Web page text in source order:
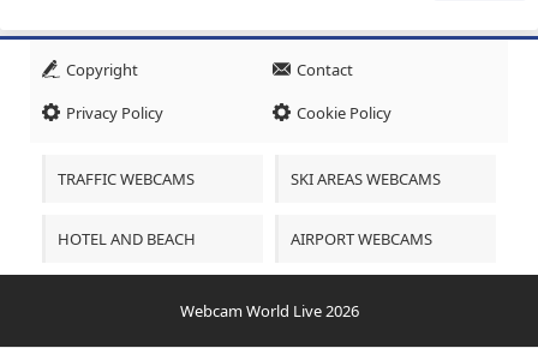
Copyright
Contact
Privacy Policy
Cookie Policy
TRAFFIC WEBCAMS SKI AREAS WEBCAMS
HOTEL AND BEACH AIRPORT WEBCAMS
Webcam World Live 2026